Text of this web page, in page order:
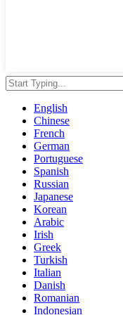
English
Chinese
French
German
Portuguese
Spanish
Russian
Japanese
Korean
Arabic
Irish
Greek
Turkish
Italian
Danish
Romanian
Indonesian